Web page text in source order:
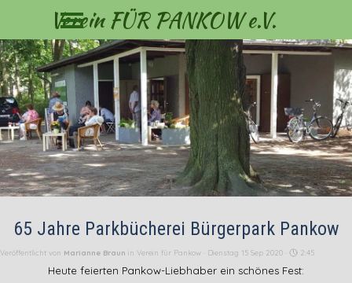
Menü überspringen
Verein FÜR PANKOW e.V.
65 Jahre Parkbücherei Bürgerpark Pankow
Veröffentlicht von Marianne Braun in Verein für Pankow · Dienstag 15 Sep 2020 · 2:45
Heute feierten Pankow-Liebhaber ein schönes Fest: